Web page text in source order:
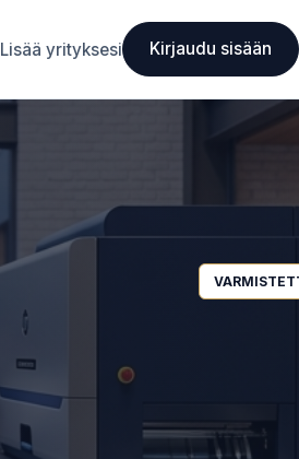
Lisää yrityksesi Kirjaudu sisään